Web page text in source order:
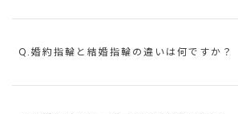
Q.婚約指輪と結婚指輪の違いは何ですか？